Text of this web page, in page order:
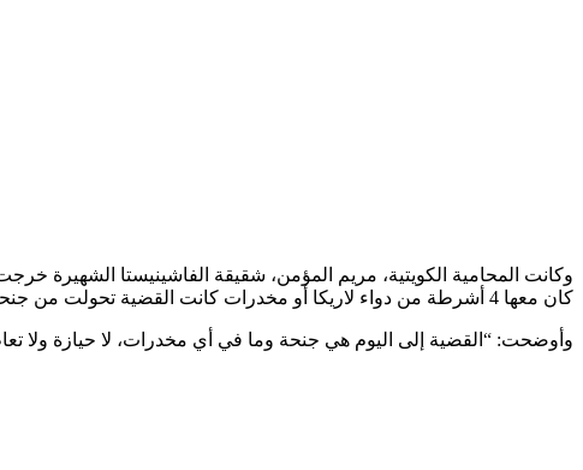
كان معها 4 أشرطة من دواء لاريكا أو مخدرات كانت القضية تحولت من جنحة إلى جناية، وما كانت راحت الجنائية، كان باتت في المكافحة”.
وأوضحت: “القضية إلى اليوم هي جنحة وما في أي مخدرات، لا حيازة ولا